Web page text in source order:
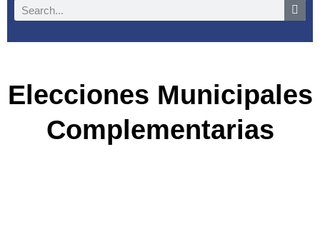
Elecciones Municipales
Complementarias